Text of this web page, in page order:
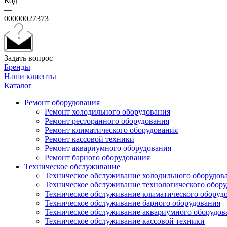
—
00000027373
Задать вопрос
Бренды
Наши клиенты
Каталог
Ремонт оборудования
Ремонт холодильного оборудования
Ремонт ресторанного оборудования
Ремонт климатического оборудования
Ремонт кассовой техники
Ремонт аквариумного оборудования
Ремонт барного оборудования
Техническое обслуживание
Техническое обслуживание холодильного
Техническое обслуживание технологического
Техническое обслуживание климатического
Техническое обслуживание барного оборудования
Техническое обслуживание аквариумного
Техническое обслуживание кассовой техники